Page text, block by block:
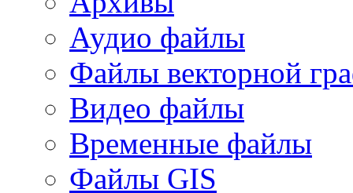
Аудио файлы
Файлы векторной
Видео файлы
Временные файлы
Файлы GIS